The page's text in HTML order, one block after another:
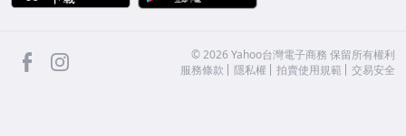
facebook ©2026 Yahoo台灣電子商務 保留所有權利
服務條款
隱私權 拍賣使用規範 交易安全